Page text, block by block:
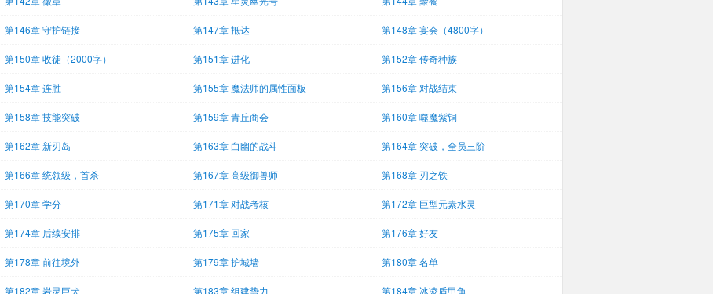
第146章 守护链接 第147章 抵达 第148章 宴会（4800字）
第150章 收徒（2000字） 第151章 进化 第152章 传奇种族
第154章 连胜 第155章 魔法师的属性面板 第156章 对战结束
第158章 技能突破 第159章 青丘商会 第160章 噬魔紫铜
第162章 新刃岛 第163章 白幽的战斗 第164章 突破，全员三阶
第166章 统领级，首杀 第167章 高级御兽师 第168章 刃之铁
第170章 学分 第171章 对战考核 第172章 巨型元素水灵
第174章 后续安排 第175章 回家 第176章 好友
第178章 前往境外 第179章 护城墙 第180章 名单
第182章 岩灵巨犬 第183章 组建势力 第184章 冰凌盾甲龟